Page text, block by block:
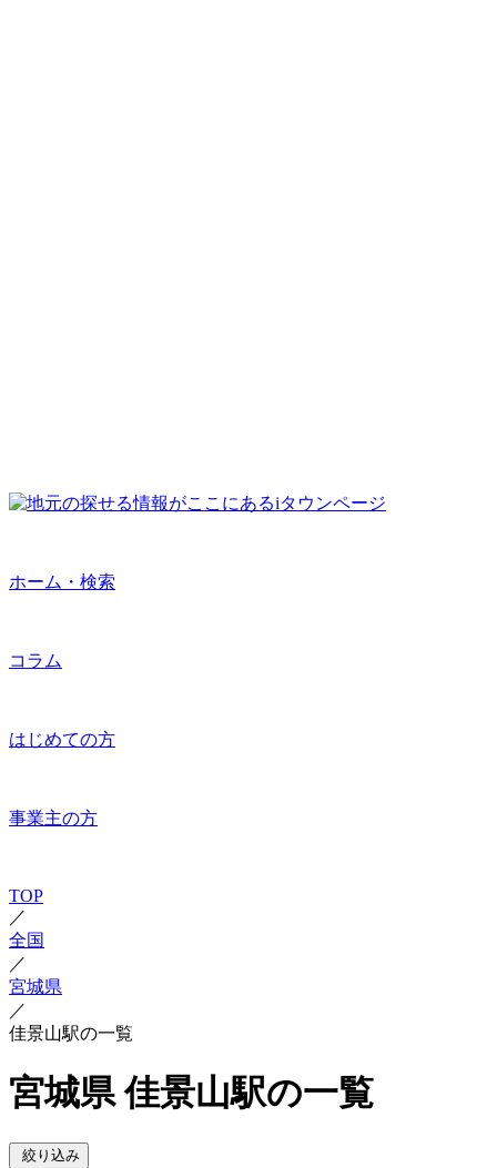
ホーム・検索
コラム
はじめての方
事業主の方
TOP
／
全国
／
宮城県
／
佳景山駅の一覧
宮城県 佳景山駅の一覧
絞り込み